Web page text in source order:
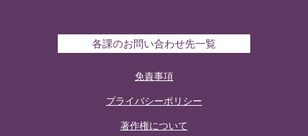
各課のお問い合わせ先一覧
免責事項
プライバシーポリシー
著作権について